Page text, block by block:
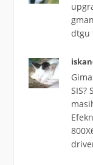
dtgu
SIS?